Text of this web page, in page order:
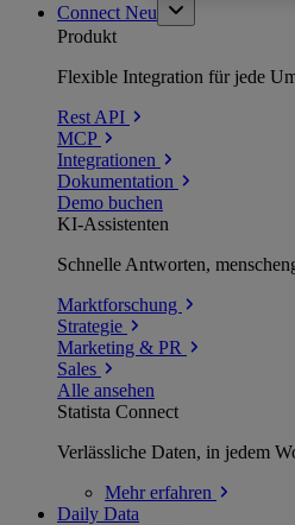
Connect Neu
Produkt
Flexible Integration für jede
Rest API
MCP
Integrationen
Dokumentation
Demo buchen
KI-Assistenten
Schnelle Antworten,
Marktforschung
Strategie
Marketing & PR
Sales
Alle ansehen
Statista Connect
Verlässliche Daten, in jedem
Mehrerfahren
Daily Data